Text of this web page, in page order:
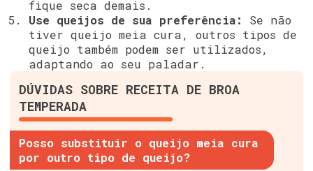
fique seca demais.
Use queijos de sua preferência:
Se não
tiver queijo meia cura, outros tipos de
queijo também podem ser utilizados,
adaptando ao seu paladar.
DÚVIDAS SOBRE RECEITA DE BROA
TEMPERADA
Posso substituir o queijo meia cura
por outro tipo de queijo?